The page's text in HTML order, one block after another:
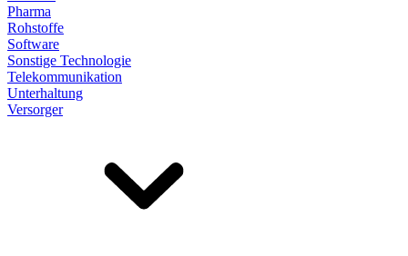
Pharma
Rohstoffe
Software
Sonstige Technologie
Telekommunikation
Unterhaltung
Versorger